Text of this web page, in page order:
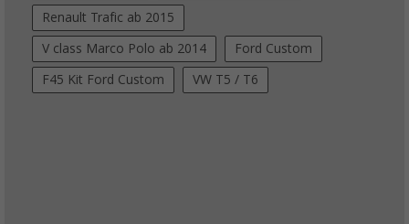
Renault Trafic ab 2015
V class Marco Polo ab 2014 Ford Custom
F45 Kit Ford Custom VW T5 / T6